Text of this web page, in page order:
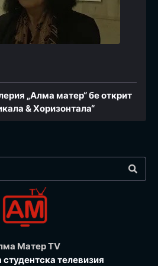
„Алма матер“ бе открит
& Хоризонтала“
Матер TV
телевизия